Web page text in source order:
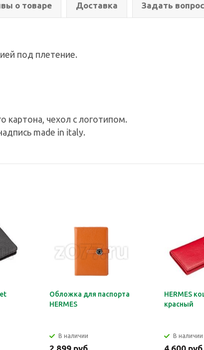
о товаре Доставка Задать вопрос
под плетение.
картона, чехол с логотипом.
made in italy.
Обложка для паспорта
HERMES
В наличии
HERMES
красный
В наличии